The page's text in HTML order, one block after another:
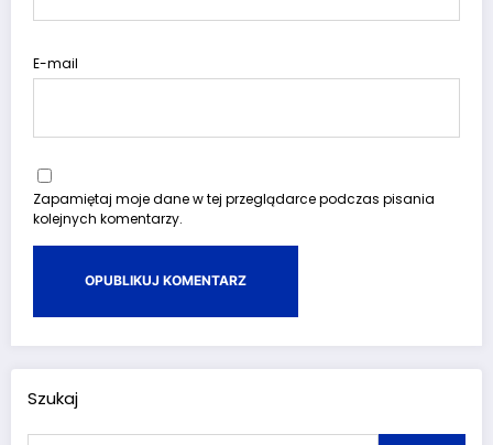
E-mail
Zapamiętaj moje dane w tej przeglądarce podczas pisania
kolejnych komentarzy.
Szukaj